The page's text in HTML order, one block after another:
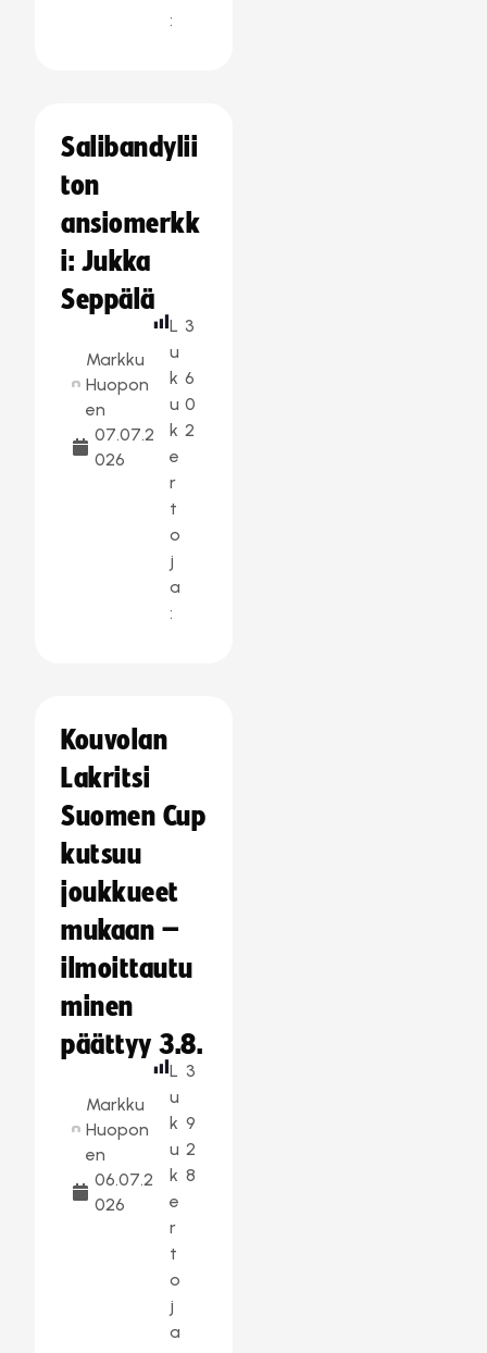
:
Salibandylii
ton
ansiomerkk
i: Jukka
Seppälä
Markku
Huopon
en
07.07.2
026
L
u
k
u
k
e
r
t
o
j
a
:
3
6
0
2
Kouvolan
Lakritsi
Suomen Cup
kutsuu
joukkueet
mukaan –
ilmoittautu
minen
päättyy 3.8.
Markku
Huopon
en
06.07.2
026
L
u
k
u
k
e
r
t
o
j
a
3
9
2
8